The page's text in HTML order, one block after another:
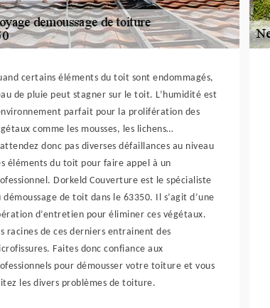
certains éléments du toit sont endommagés,
de pluie peut stagner sur le toit. L’humidité est
parfait pour la prolifération des
comme les mousses, les lichens…
donc pas diverses défaillances au niveau
éléments du toit pour faire appel à un
Dorkeld Couverture est le spécialiste
démoussage de toit dans le 63350. Il s’agit d’une
d’entretien pour éliminer ces végétaux.
racines de ces derniers entrainent des
Faites donc confiance aux
pour démousser votre toiture et vous
les divers problèmes de toiture.